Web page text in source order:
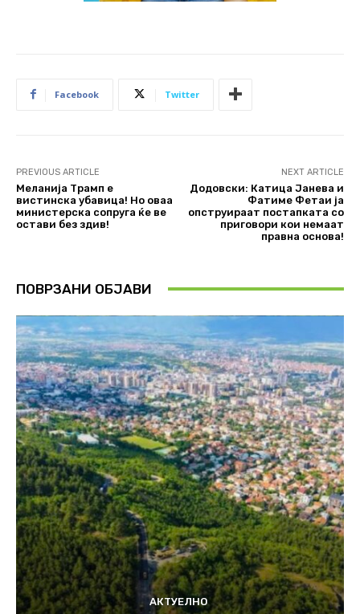
Facebook Twitter
PREVIOUS ARTICLE
Меланија Трамп е
вистинска убавица! Но оваа
министерска сопруга ќе ве
остави без здив!
NEXT ARTICLE
Додовски: Катица Јанева и
Фатиме Фетаи ја
опструираат постапката со
приговори кои немаат
правна основа!
ПОВРЗАНИ ОБЈАВИ
АКТУЕЛНО